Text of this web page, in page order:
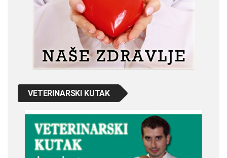
VETERINARSKI KUTAK